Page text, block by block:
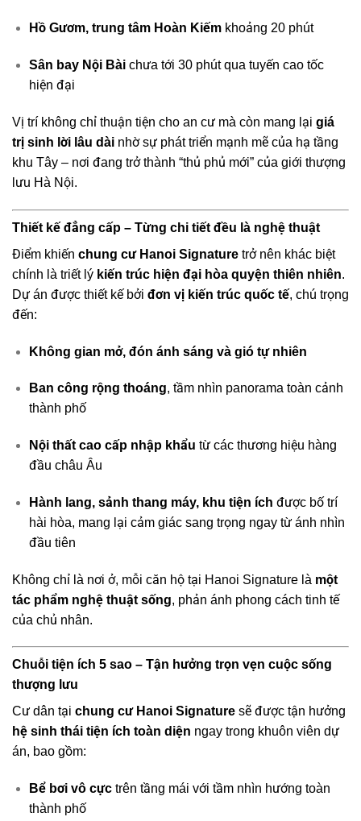
Hồ Gươm, trung tâm Hoàn Kiếmkhoảng 20 phút
Sân bay Nội Bàichưa tới 30 phút qua tuyến cao tốc
hiện đại
Vị trí không chỉ thuận tiện cho an cư mà còn mang lại giá
trị sinh lời lâu dài nhờ sự phát triển mạnh mẽ của hạ tầng
khu Tây – nơi đang trở thành “thủ phủ mới” của giới thượng
lưu Hà Nội.
Thiết kế đẳng cấp – Từng chi tiết đều là nghệ thuật
Điểm khiến chung cư Hanoi Signature trở nên khác biệt
chính là triết lý kiến trúc hiện đại hòa quyện thiên nhiên.
Dự án được thiết kế bởi đơn vị kiến trúc quốc tế, chú trọng
đến:
Không gian mở, đón ánh sáng và gió tự nhiên
Ban công rộng thoáng, tầm nhìn panorama toàn cảnh
thành phố
Nội thất cao cấp nhập khẩu từ các thương hiệu hàng
đầu châu Âu
Hành lang, sảnh thang máy, khu tiện ích được bố trí
hài hòa, mang lại cảm giác sang trọng ngay từ ánh nhìn
đầu tiên
Không chỉ là nơi ở, mỗi căn hộ tại Hanoi Signature là một
tác phẩm nghệ thuật sống, phản ánh phong cách tinh tế
của chủ nhân.
Chuỗi tiện ích 5 sao – Tận hưởng trọn vẹn cuộc sống
thượng lưu
Cư dân tại chung cư Hanoi Signature sẽ được tận hưởng
hệ sinh thái tiện ích toàn diện ngay trong khuôn viên dự
án, bao gồm:
Bể bơi vô cựctrên tầng mái với tầm nhìn hướng toàn
thành phố